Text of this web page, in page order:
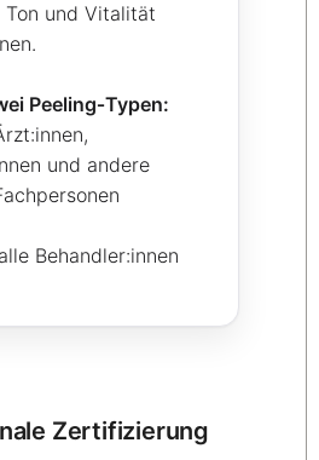
Ton und Vitalität
Peeling‑Typen:
und andere
Behandler:innen
Zertifizierung